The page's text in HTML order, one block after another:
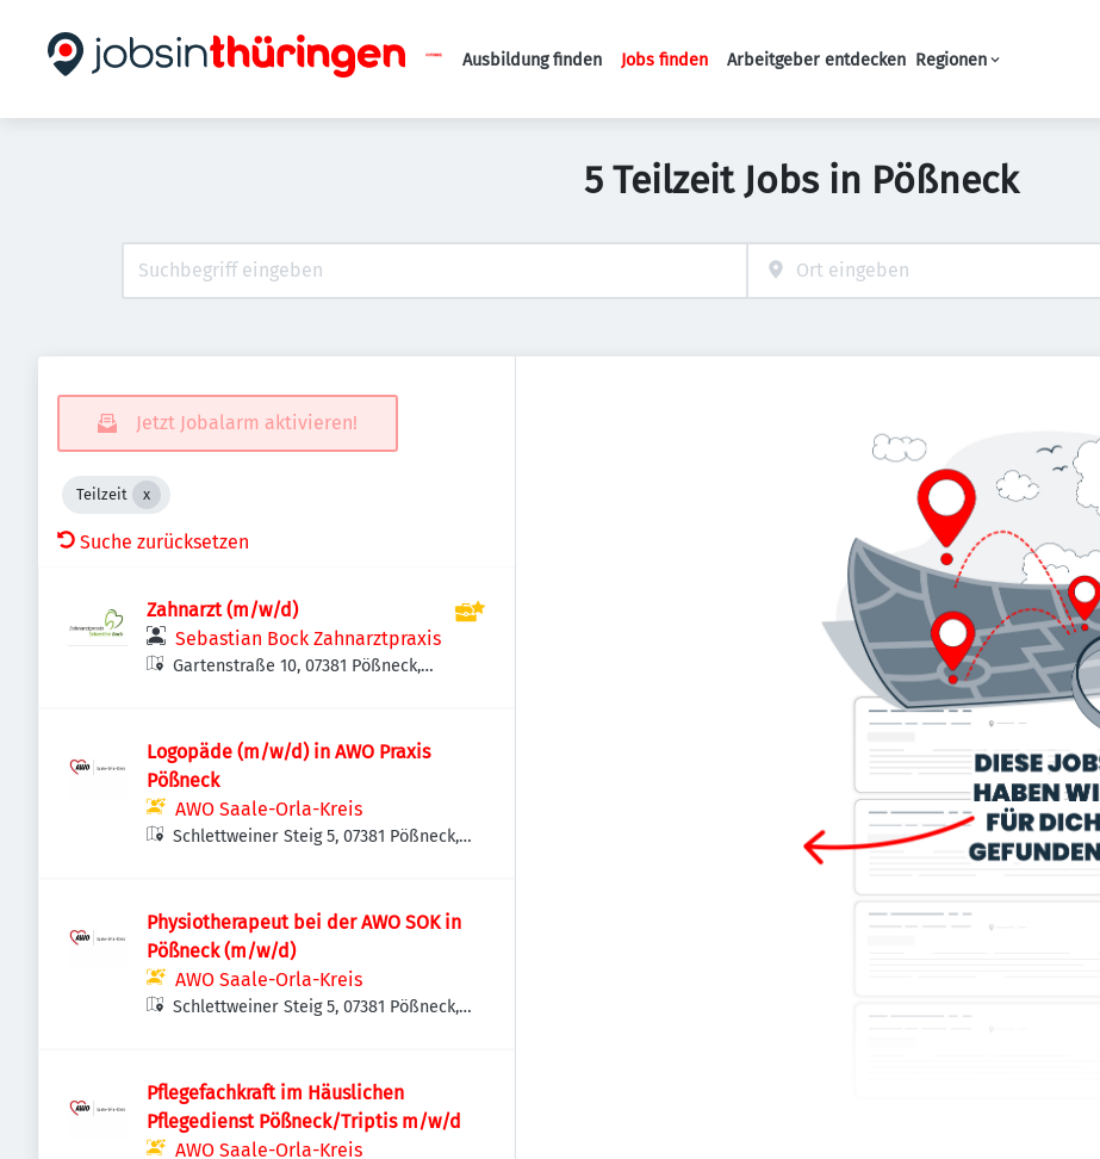
Haupt-Navigation
Ausbildung finden Jobs finden Arbeitgeber entdecken Regionen
5 Teilzeit Jobs in Pößneck
Jetzt Jobalarm aktivieren!
Teilzeit
Suche zurücksetzen
Zahnarzt (m/w/d)
Sebastian Bock Zahnarztpraxis
Gartenstraße 10, 07381 Pößneck,
Logopäde (m/w/d) in AWO Praxis
Pößneck
AWO Saale-Orla-Kreis
Schlettweiner Steig 5, 07381 Pößneck,
Physiotherapeut bei der AWO SOK in
Pößneck (m/w/d)
AWO Saale-Orla-Kreis
Schlettweiner Steig 5, 07381 Pößneck,
Pflegefachkraft im Häuslichen
Pflegedienst Pößneck/Triptis m/w/d
AWO Saale-Orla-Kreis